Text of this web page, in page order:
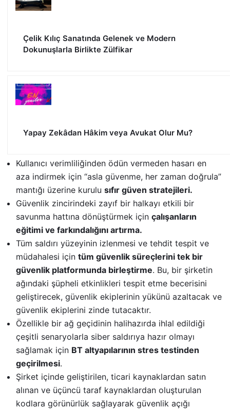
Çelik Kılıç Sanatında Gelenek ve Modern
Dokunuşlarla Birlikte Zülfikar
Yapay Zekâdan Hâkim veya Avukat Olur Mu?
Kullanıcı verimliliğinden ödün vermeden hasarı en
aza indirmek için “asla güvenme, her zaman doğrula”
mantığı üzerine kurulu sıfır güven stratejileri.
Güvenlik zincirindeki zayıf bir halkayı etkili bir
savunma hattına dönüştürmek için çalışanların
eğitimi ve farkındalığını artırma.
Tüm saldırı yüzeyinin izlenmesi ve tehdit tespit ve
müdahalesi için tüm güvenlik süreçlerini tek bir
güvenlik platformunda birleştirme. Bu, bir şirketin
ağındaki şüpheli etkinlikleri tespit etme becerisini
geliştirecek, güvenlik ekiplerinin yükünü azaltacak ve
güvenlik ekiplerini zinde tutacaktır.
Özellikle bir ağ geçidinin halihazırda ihlal edildiği
çeşitli senaryolarla siber saldırıya hazır olmayı
sağlamak için BT altyapılarının stres testinden
geçirilmesi.
Şirket içinde geliştirilen, ticari kaynaklardan satın
alınan ve üçüncü taraf kaynaklardan oluşturulan
kodlara görünürlük sağlayarak güvenlik açığı